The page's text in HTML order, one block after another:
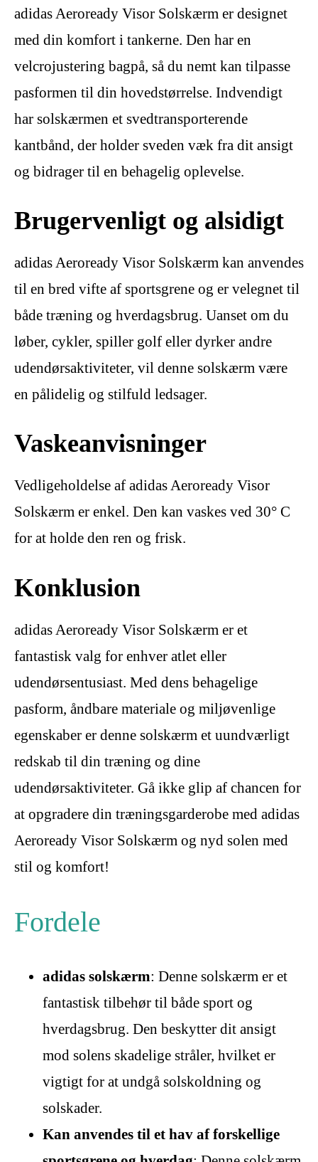
adidas Aeroready Visor Solskærm er designet
med din komfort i tankerne. Den har en
velcrojustering bagpå, så du nemt kan tilpasse
pasformen til din hovedstørrelse. Indvendigt
har solskærmen et svedtransporterende
kantbånd, der holder sveden væk fra dit ansigt
og bidrager til en behagelig oplevelse.
Brugervenligt og alsidigt
adidas Aeroready Visor Solskærm kan anvendes
til en bred vifte af sportsgrene og er velegnet til
både træning og hverdagsbrug. Uanset om du
løber, cykler, spiller golf eller dyrker andre
udendørsaktiviteter, vil denne solskærm være
en pålidelig og stilfuld ledsager.
Vaskeanvisninger
Vedligeholdelse af adidas Aeroready Visor
Solskærm er enkel. Den kan vaskes ved 30° C
for at holde den ren og frisk.
Konklusion
adidas Aeroready Visor Solskærm er et
fantastisk valg for enhver atlet eller
udendørsentusiast. Med dens behagelige
pasform, åndbare materiale og miljøvenlige
egenskaber er denne solskærm et uundværligt
redskab til din træning og dine
udendørsaktiviteter. Gå ikke glip af chancen for
at opgradere din træningsgarderobe med adidas
Aeroready Visor Solskærm og nyd solen med
stil og komfort!
Fordele
adidas solskærm: Denne solskærm er et
fantastisk tilbehør til både sport og
hverdagsbrug. Den beskytter dit ansigt
mod solens skadelige stråler, hvilket er
vigtigt for at undgå solskoldning og
solskader.
Kan anvendes til et hav af forskellige